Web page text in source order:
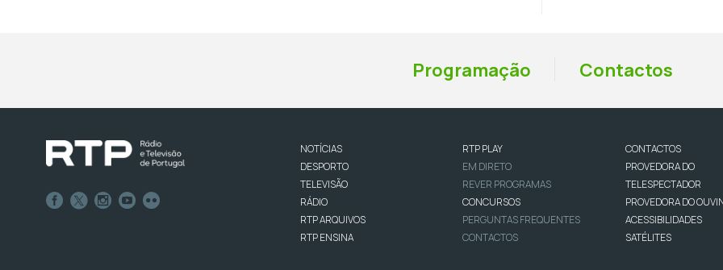
Programação Contactos
NOTÍCIAS
DESPORTO
TELEVISÃO
RÁDIO
RTP ARQUIVOS
RTP ENSINA
RTP PLAY
EM DIRETO
REVER PROGRAMAS
CONCURSOS
PERGUNTAS FREQUENTES
CONTACTOS
CONTACTOS
PROVEDORA DO
TELESPECTADOR
PROVEDORA DO
ACESSIBILIDADES
SATÉLITES